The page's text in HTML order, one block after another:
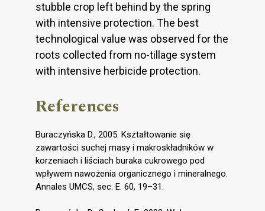
stubble crop left behind by the spring
with intensive protection. The best
technological value was observed for the
roots collected from no-tillage system
with intensive herbicide protection.
References
Buraczyńska D., 2005. Kształtowanie się
zawartości suchej masy i makroskładników w
korzeniach i liściach buraka cukrowego pod
wpływem nawożenia organicznego i mineralnego.
Annales UMCS, sec. E. 60, 19–31.